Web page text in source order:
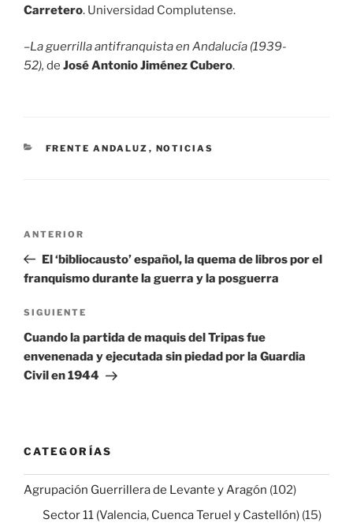
Carretero. Universidad Complutense.
–La guerrilla antifranquista en Andalucía (1939-
52), de José Antonio Jiménez Cubero.
CATEGORÍAS
FRENTE ANDALUZ , NOTICIAS
Navegación
entradas
Entrada
anterior:
ANTERIOR
El ‘bibliocausto’ español, la quema de libros por el
franquismo durante la guerra y la posguerra
Siguiente
entrada
SIGUIENTE
Cuando la partida de maquis del Tripas fue
envenenada y ejecutada sin piedad por la Guardia
Civil en 1944
CATEGORÍAS
Agrupación Guerrillera de Levante y Aragón (102)
Sector 11 (Valencia, Cuenca Teruel y Castellón) (15)